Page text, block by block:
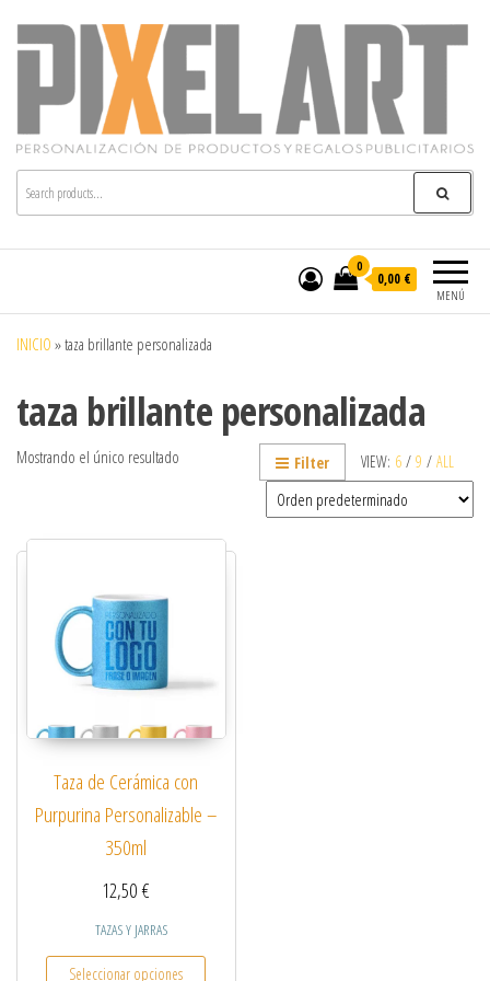
Pixelart
Especialistas en textil publicitario y regalos
personalizados en móstoles
MENÚ
0
0,00 €
INICIO »taza brillante personalizada
taza brillante personalizada
VIEW: 6 / 9 / ALL
Filter
Mostrando el único resultado
Taza de Cerámica con
Purpurina Personalizable –
350ml
12,50€
TAZAS Y JARRAS
Seleccionar opciones
Este producto tiene múltiples variantes. Las